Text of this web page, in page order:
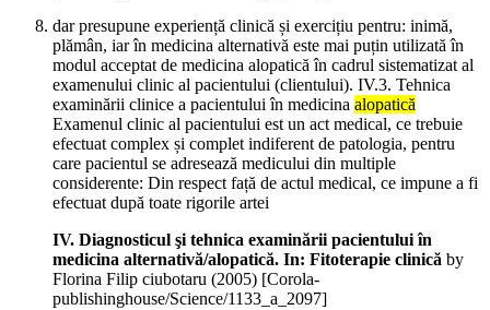
dar presupune experiență clinică și exercițiu pentru: inimă,
plămân, iar în medicina alternativă este mai puțin utilizată în
modul acceptat de medicina alopatică în cadrul sistematizat al
examenului clinic al pacientului (clientului). IV.3. Tehnica
examinării clinice a pacientului în medicina alopatică
Examenul clinic al pacientului est un act medical, ce trebuie
efectuat complex și complet indiferent de patologia, pentru
care pacientul se adresează medicului din multiple
considerente: Din respect față de actul medical, ce impune a fi
efectuat după toate rigorile artei
IV. Diagnosticul şi tehnica examinării pacientului în
medicina alternativă/alopatică. In: Fitoterapie clinică by
Florina Filip ciubotaru (2005) [Corola-
publishinghouse/Science/1133_a_2097]